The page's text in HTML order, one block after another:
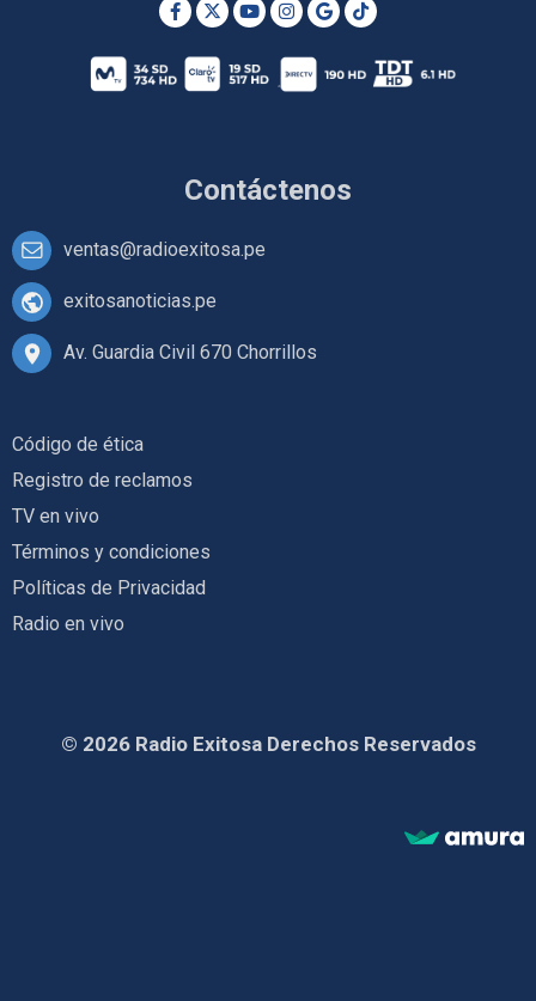
Contáctenos
ventas@radioexitosa.pe
exitosanoticias.pe
Av. Guardia Civil 670 Chorrillos
Código de ética
Registro de reclamos
TV en vivo
Términos y condiciones
Políticas de Privacidad
Radio en vivo
© 2026 Radio Exitosa Derechos Reservados